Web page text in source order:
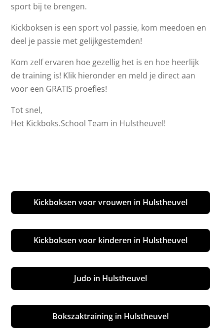
sport bij te brengen.
Kickboksen is een sport vol passie, kom meedoen en
deel je passie met gelijkgestemden!
Kom zelf ervaren hoe gezellig het is en hoe heerlijk
de training is! Klik hieronder en meld je direct aan
voor een GRATIS proefles!
Tot snel,
Het Kickboks.School Team in Hulstheuvel!
Kickboksen voor vrouwen in Hulstheuvel
Kickboksen voor kinderen in Hulstheuvel
Judo in Hulstheuvel
Bokszaktraining in Hulstheuvel